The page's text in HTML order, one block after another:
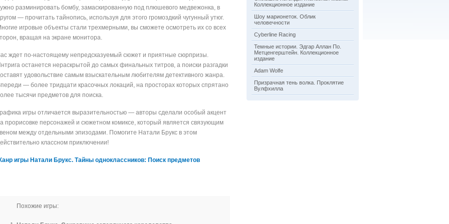
разминировать бомбу, замаскированную под плюшевого медвежонка, в
— прочитать тайнопись, используя для этого громоздкий чугунный утюг.
игровые объекты стали трехмерными, вы сможете осмотреть их со всех
вращая на экране монитора.
ждет по-настоящему непредсказуемый сюжет и приятные сюрпризы.
останется нераскрытой до самых финальных титров, а поиски разгадки
удовольствие самым взыскательным любителям детективного жанра.
— более тридцати красочных локаций, на просторах которых спрятано
тысячи предметов для поиска.
игры отличается выразительностью — авторы сделали особый акцент
прорисовке персонажей и сюжетном комиксе, который является связующим
между отдельными эпизодами. Помогите Натали Брукс в этом
классном приключении!
игры Натали Брукс. Тайны одноклассников: Поиск предметов
Похожие игры:
Коллекционное издание
Шоу марионеток. Облик
человечности
Cyberline Racing
Темные истории. Эдгар Аллан По.
Метценгерштейн. Коллекционное
издание
Adam Wolfe
Призрачная тень волка. Проклятие
Вулфхилла